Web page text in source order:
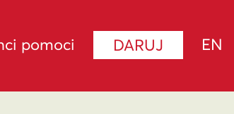
pomoci DARUJ EN